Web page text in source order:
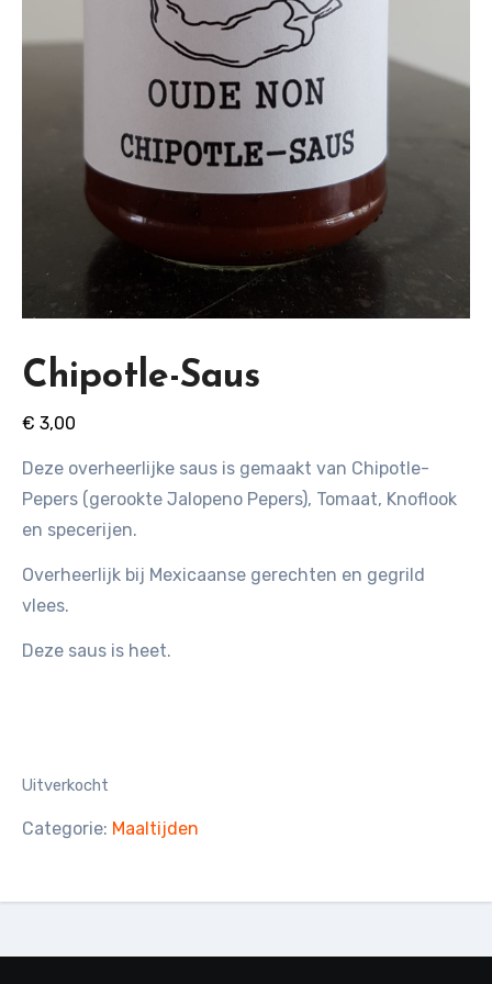
Chipotle-Saus
€ 3,00
Deze overheerlijke saus is gemaakt van Chipotle-
Pepers (gerookte Jalopeno Pepers), Tomaat, Knoflook
en specerijen.
Overheerlijk bij Mexicaanse gerechten en gegrild
vlees.
Deze saus is heet.
Uitverkocht
Categorie: Maaltijden